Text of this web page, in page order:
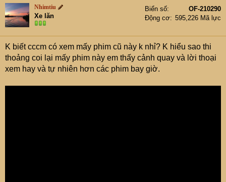
d
s
t
r
e
r
ử
i
Nhimtiu
Xe lăn
Biển số
OF-210290
Động cơ
595,226 Mã lực
K biết cccm có xem mấy phim cũ này k nhỉ? K hiểu sao thi
thoảng coi lại mấy phim này em thấy cảnh quay và lời thoại
xem hay và tự nhiên hơn các phim bay giờ.